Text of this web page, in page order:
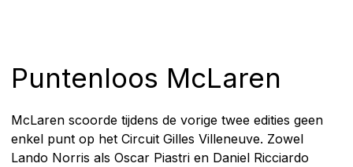
Puntenloos McLaren
McLaren scoorde tijdens de vorige twee edities geen
enkel punt op het Circuit Gilles Villeneuve. Zowel
Lando Norris als Oscar Piastri en Daniel Ricciardo